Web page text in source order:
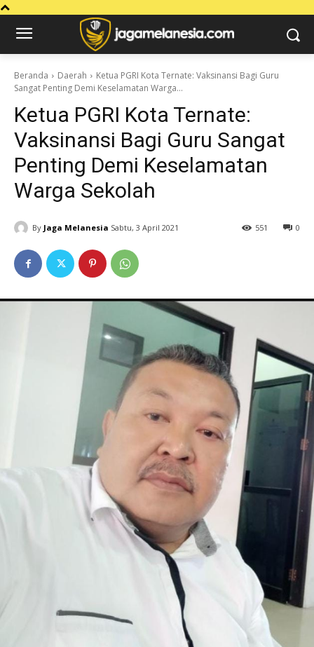
Beranda Daerah
Ketua PGRI Kota Ternate: Vaksinansi Bagi Guru
Sangat Penting Demi Keselamatan Warga...
Ketua PGRI Kota Ternate:
Vaksinansi Bagi Guru Sangat
Penting Demi Keselamatan
Warga Sekolah
By Jaga Melanesia Sabtu, 3 April 2021 0
551